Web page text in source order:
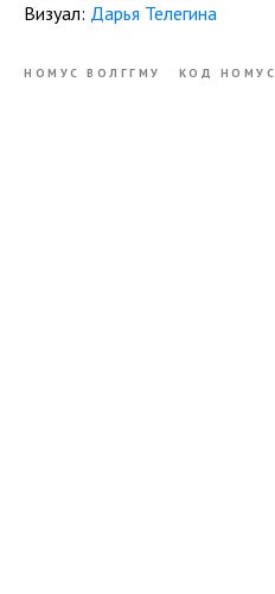
Визуал: Дарья Телегина
НОМУС ВОЛГГМУ КОД НОМУС